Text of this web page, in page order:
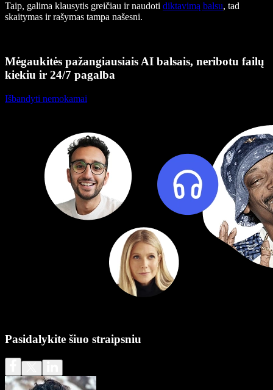
Taip, galima klausytis greičiau ir naudoti diktavimą balsu, tad
skaitymas ir rašymas tampa našesni.
Mėgaukitės pažangiausiais AI balsais, neribotu failų
kiekiu ir 24/7 pagalba
Išbandyti nemokamai
Pasidalykite šiuo straipsniu